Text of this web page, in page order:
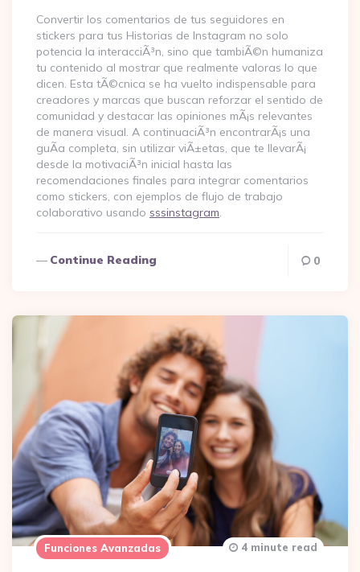
Convertir los comentarios de tus seguidores en
stickers para tus Historias de Instagram no solo
potencia la interacciÃ³n, sino que tambiÃ©n humaniza
tu contenido al mostrar que realmente valoras lo que
dicen. Esta tÃ©cnica se ha vuelto indispensable para
creadores y marcas que buscan reforzar el sentido de
comunidad y destacar las opiniones mÃ¡s relevantes
de manera visual. A continuaciÃ³n encontrarÃ¡s una
guÃ­a completa, sin utilizar viÃ±etas, que te llevarÃ¡
desde la motivaciÃ³n inicial hasta las
recomendaciones finales para integrar comentarios
como stickers, con ejemplos de flujo de trabajo
colaborativo usando sssinstagram.
Continue Reading 0
Funciones Avanzadas 4 minute read